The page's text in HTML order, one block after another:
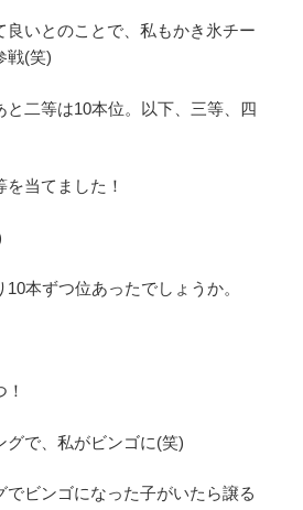
良いとのことで、私もかき氷チー
戦(笑)
と二等は10本位。以下、三等、四
当てました！
本ずつ位あったでしょうか。
グで、私がビンゴに(笑)
でビンゴになった子がいたら譲る